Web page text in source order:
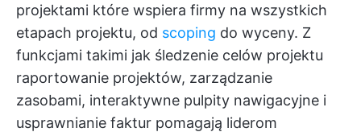
projektami które wspiera firmy na wszystkich
etapach projektu, od scoping do wyceny. Z
funkcjami takimi jak śledzenie celów projektu
raportowanie projektów, zarządzanie
zasobami, interaktywne pulpity nawigacyjne i
usprawnianie faktur pomagają liderom